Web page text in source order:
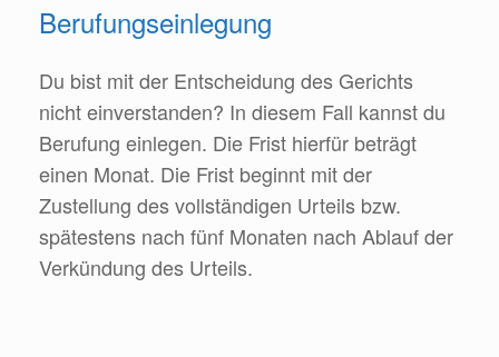
Berufungseinlegung
Du bist mit der Entscheidung des Gerichts
nicht einverstanden? In diesem Fall kannst du
Berufung einlegen. Die Frist hierfür beträgt
einen Monat. Die Frist beginnt mit der
Zustellung des vollständigen Urteils bzw.
spätestens nach fünf Monaten nach Ablauf der
Verkündung des Urteils.